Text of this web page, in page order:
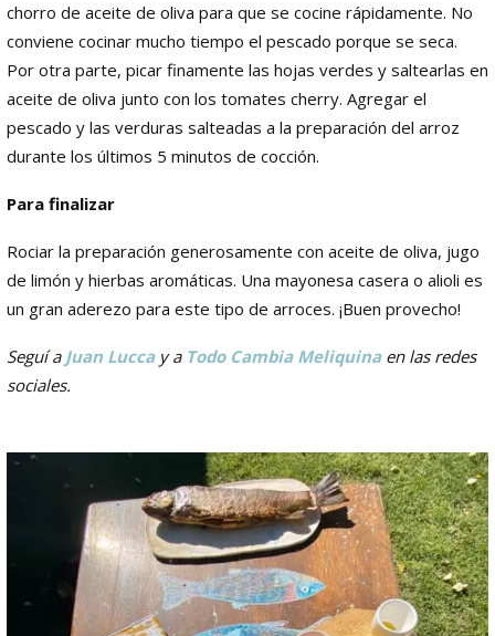
chorro de aceite de oliva para que se cocine rápidamente. No
conviene cocinar mucho tiempo el pescado porque se seca.
Por otra parte, picar finamente las hojas verdes y saltearlas en
aceite de oliva junto con los tomates cherry. Agregar el
pescado y las verduras salteadas a la preparación del arroz
durante los últimos 5 minutos de cocción.
Para finalizar
Rociar la preparación generosamente con aceite de oliva, jugo
de limón y hierbas aromáticas. Una mayonesa casera o alioli es
un gran aderezo para este tipo de arroces. ¡Buen provecho!
Seguí a Juan Lucca y a Todo Cambia Meliquina en las redes
sociales.